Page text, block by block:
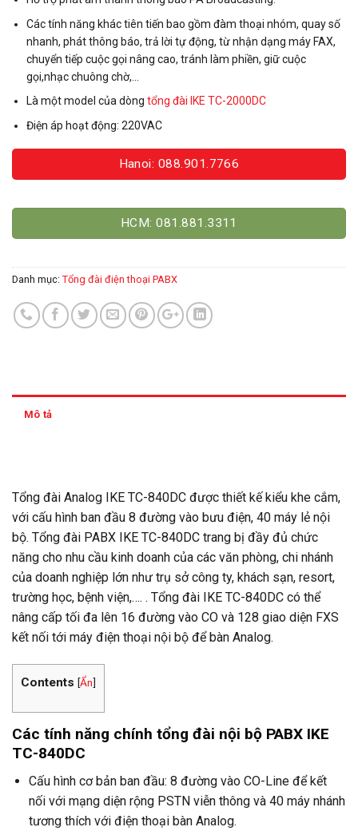
Các tính năng khác tiên tiến bao gồm đàm thoại nhóm, quay số
nhanh, phát thông báo, trả lời tự động, từ nhận dạng máy FAX,
chuyển tiếp cuộc gọi nâng cao, tránh làm phiền, giữ cuộc
gọi,nhạc chuông chờ,…
Là một model của dòngtổng đài IKE TC-2000DC
Điện áp hoạt động: 220VAC
Hanoi: 088.901.7766
HCM: 081.881.3311
Danh mục: Tổng đài điện thoại PABX
Mô tả
Tổng đài Analog IKE TC-840DC được thiết kế kiểu khe cắm,
với cấu hình ban đầu 8 đường vào bưu điện, 40 máy lẻ nội
bộ. Tổng đài PABX IKE TC-840DC trang bị đầy đủ chức
năng cho nhu cầu kinh doanh của các văn phòng, chi nhánh
của doanh nghiệp lớn như trụ sở công ty, khách sạn, resort,
trường học, bệnh viện,…. . Tổng đài IKE TC-840DC có thể
nâng cấp tối đa lên 16 đường vào CO và 128 giao diện FXS
kết nối tới máy điện thoại nội bộ để bàn Analog.
Contents [Ẩn]
Các tính năng chính tổng đài nội bộ PABX IKE
TC-840DC
Cấu hình cơ bản ban đầu: 8 đường vào CO-Line để kết
nối với mạng diện rộng PSTN viễn thông và 40 máy nhánh
tương thích với điện thoại bàn Analog.